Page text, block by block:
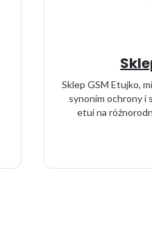
Sklep GSM Etujko,
synonim ochrony i
etui na